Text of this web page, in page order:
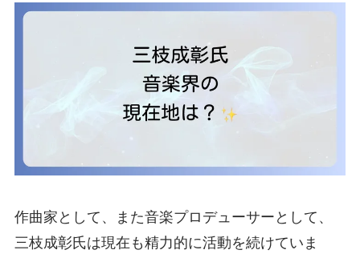
作曲家として、また音楽プロデューサーとして、
三枝成彰氏は現在も精力的に活動を続けていま